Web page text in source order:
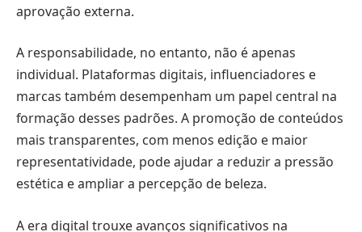
aprovação externa.
A responsabilidade, no entanto, não é apenas
individual. Plataformas digitais, influenciadores e
marcas também desempenham um papel central na
formação desses padrões. A promoção de conteúdos
mais transparentes, com menos edição e maior
representatividade, pode ajudar a reduzir a pressão
estética e ampliar a percepção de beleza.
A era digital trouxe avanços significativos na